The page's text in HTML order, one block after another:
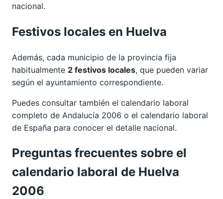
nacional.
Festivos locales en Huelva
Además, cada municipio de la provincia fija
habitualmente 2 festivos locales, que pueden variar
según el ayuntamiento correspondiente.
Puedes consultar también el calendario laboral
completo de Andalucía 2006 o el calendario laboral
de España para conocer el detalle nacional.
Preguntas frecuentes sobre el
calendario laboral de Huelva
2006